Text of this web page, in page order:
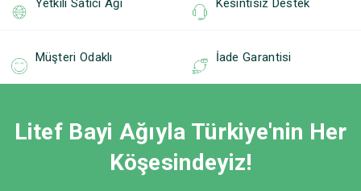
Yetkili Satıcı Ağı Kesintisiz Destek
Müşteri Odaklı İade Garantisi
Litef Bayi Ağıyla Türkiye'nin Her
Köşesindeyiz!